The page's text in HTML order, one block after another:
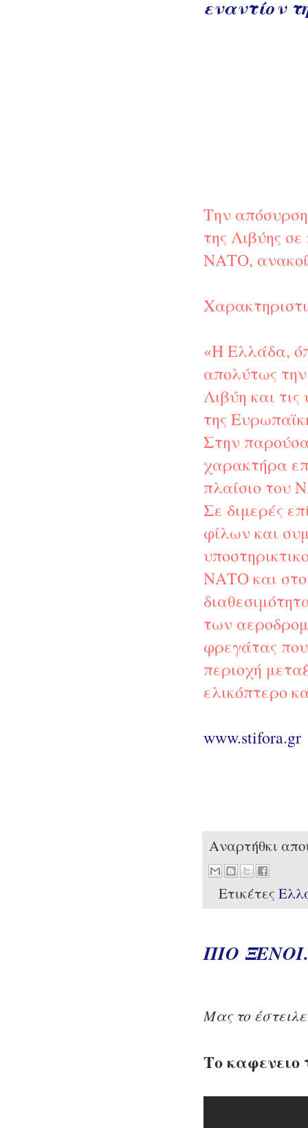
εναντίον
Την
της Λιβύης
ΝΑΤΟ,
«Η Ελλάδα,
απολύτως
Λιβύη και
της
Στην
χαρακτήρα
πλαίσιο του
Σε διμερές
φίλων και
ΝΑΤΟ και στο
των
φρεγάτας
περιοχή
ελικόπτερο
www.stifora.gr
Αναρτήθκι
Ετικέτες
ΠΙΟ
Μας το
Το